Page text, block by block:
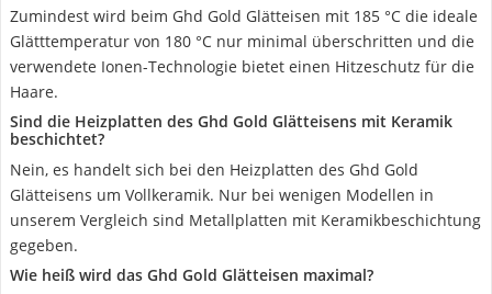
Zumindest wird beim Ghd Gold Glätteisen mit 185 °C die ideale
Glätttemperatur von 180 °C nur minimal überschritten und die
verwendete Ionen-Technologie bietet einen Hitzeschutz für die
Haare.
Sind die Heizplatten des Ghd Gold Glätteisens mit Keramik
beschichtet?
Nein, es handelt sich bei den Heizplatten des Ghd Gold
Glätteisens um Vollkeramik. Nur bei wenigen Modellen in
unserem Vergleich sind Metallplatten mit Keramikbeschichtung
gegeben.
Wie heiß wird das Ghd Gold Glätteisen maximal?